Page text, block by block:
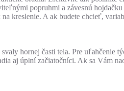
popruhmi a závesnú hojdačku
kreslenie. A ak budete chcieť,
hornej časti tela. Pre uľahčenie
aj úplní začiatočníci. Ak sa Vám